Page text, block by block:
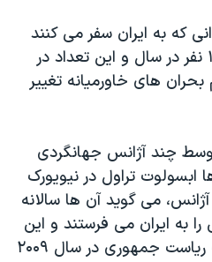
که به ايران سفر می کنند
بسيار کم است. کمتر از ۱۵۰۰ نفر در سال و اين تعداد در
های خاورميانه تغيير
چند آژانس جهانگردی
تراول در نيويورک
می گويد آن ها سالانه
را به ايران می فرستند و اين
تعداد حتی پس از انتخابات رياست جمهوری در سال ۲۰۰۹